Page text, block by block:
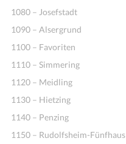
1080 – Josefstadt
1090 – Alsergrund
1100 – Favoriten
1110 – Simmering
1120 – Meidling
1130 – Hietzing
1140 – Penzing
1150 – Rudolfsheim-Fünfhaus